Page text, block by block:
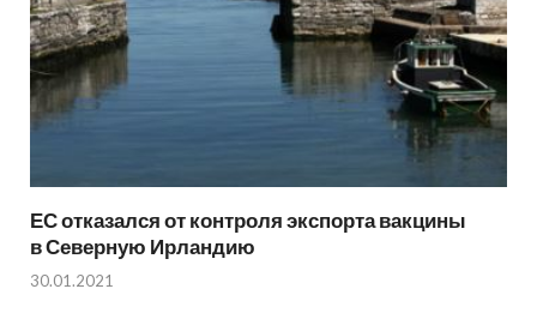
ЕС отказался от контроля экспорта вакцины
в Северную Ирландию
30.01.2021